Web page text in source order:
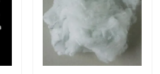
polyester